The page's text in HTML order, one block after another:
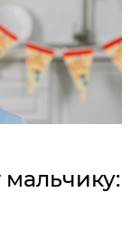
мальчику: